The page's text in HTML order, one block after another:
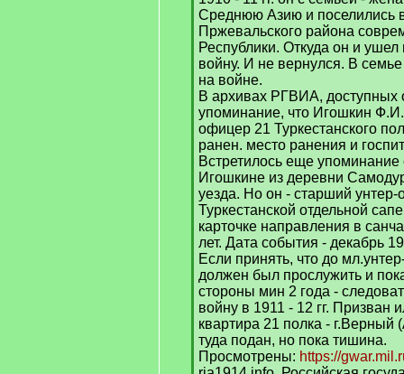
Среднюю Азию и поселились
Пржевальского района
Республики. Откуда он и
войну. И не вернулся. В семье
на войне.
В архивах РГВИА, доступных
упоминание, что Игошкин
офицер 21 Туркестанского
ранен. место ранения и
Встретилось еще
Игошкине из деревни
уезда. Но он - старший
Туркестанской отдельной
карточке направления в
лет. Дата события - декабрь
Если принять, что до
должен был прослужить и
стороны мин 2 года -
войну в 1911 - 12 гг. Призван
квартира 21 полка - г.Верный
туда подан, но пока тишина.
Просмотрены: https://